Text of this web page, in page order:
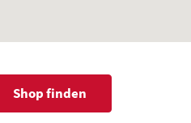
Shop finden